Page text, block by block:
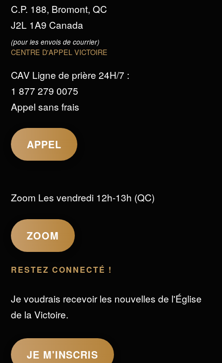
C.P. 188, Bromont, QC
J2L 1A9 Canada
(pour les envois de courrier)
CENTRE D'APPEL VICTOIRE
CAV Ligne de prière 24H/7 :
1 877 279 0075
Appel sans frais
APPEL
Zoom Les vendredi 12h-13h (QC)
ZOOM
RESTEZ CONNECTÉ !
Je voudrais recevoir les nouvelles de l'Église
de la Victoire.
JE M'INSCRIS